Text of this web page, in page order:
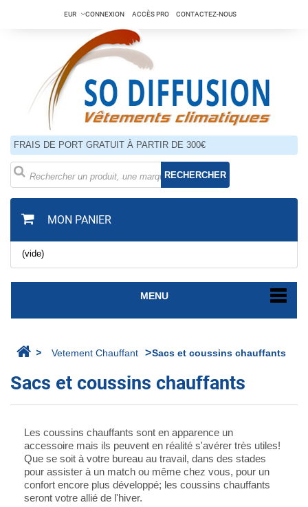
EUR CONNEXION ACCÈS PRO CONTACTEZ-NOUS
FRAIS DE PORT GRATUIT À PARTIR DE 300€
RECHERCHER
MON PANIER
(vide)
MENU
> Vetement Chauffant >Sacs et coussins chauffants
Sacs et coussins chauffants
Les coussins chauffants sont en apparence un
accessoire mais ils peuvent en réalité s'avérer très utiles!
Que se soit à votre bureau au travail, dans des stades
pour assister à un match ou même chez vous, pour un
confort encore plus développé; les coussins chauffants
seront votre allié de l'hiver.